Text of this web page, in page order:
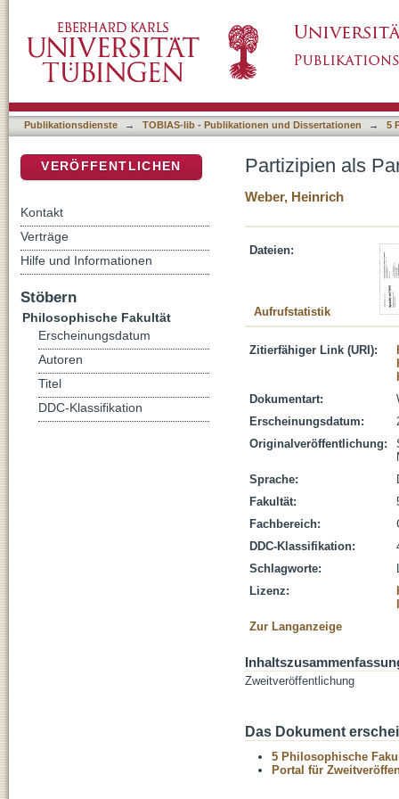
Publikationsdienste → TOBIAS-lib - Publikationen und Dissertationen → 5
Partizipien als
Weber, Heinrich
Dateien:
Aufrufstatistik
Zitierfähiger Link (URI):
Dokumentart:
Erscheinungsdatum:
Originalveröffentlichung:
Sprache:
Fakultät:
Fachbereich:
DDC-Klassifikation:
Schlagworte:
Lizenz:
Zur Langanzeige
Zweitveröffentlichung
Das Dokument
5 Philosophische
Portal für
VERÖFFENTLICHEN
Kontakt
Verträge
Hilfe und Informationen
Stöbern
Philosophische Fakultät
Erscheinungsdatum
Autoren
Titel
DDC-Klassifikation